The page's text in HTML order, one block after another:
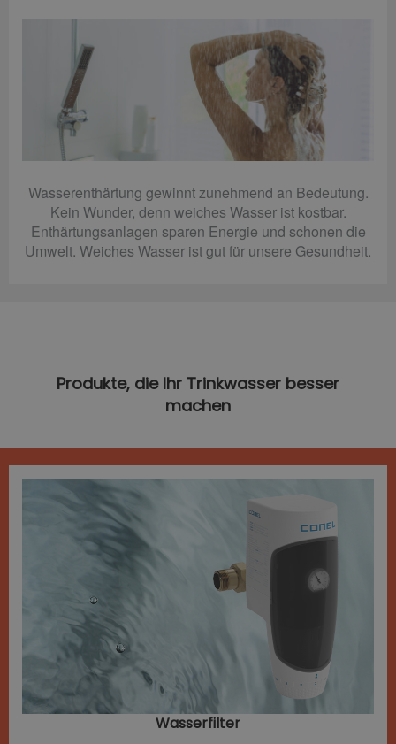
Wasserenthärtung gewinnt zunehmend an Bedeutung.
Kein Wunder, denn weiches Wasser ist kostbar.
Enthärtungsanlagen sparen Energie und schonen die
Umwelt. Weiches Wasser ist gut für unsere Gesundheit.
Produkte, die Ihr Trinkwasser besser
machen
Wasserfilter​